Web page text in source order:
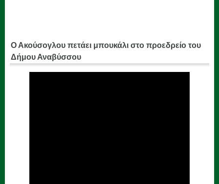
Ο Ακούσογλου πετάει μπουκάλι στο προεδρείο του
Δήμου Αναβύσσου